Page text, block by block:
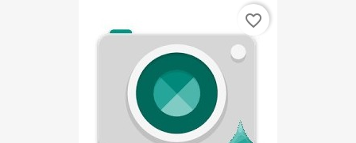
favorite_border